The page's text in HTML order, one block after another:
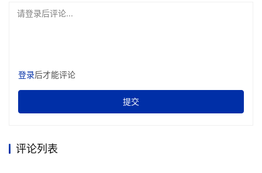
报数据等等，在定义数据分析的维度和KPI时，企业首先应
的指标后，企业就可以通过可视化的工具构建整体的管理驾
驶舱，也可以形成一些个性的报表，例如销售行为报告、销
售业绩看板等，并结合使用者的权限，进行报表的查看和推
请登录后评论...
登录后才能评论
提交
评论列表